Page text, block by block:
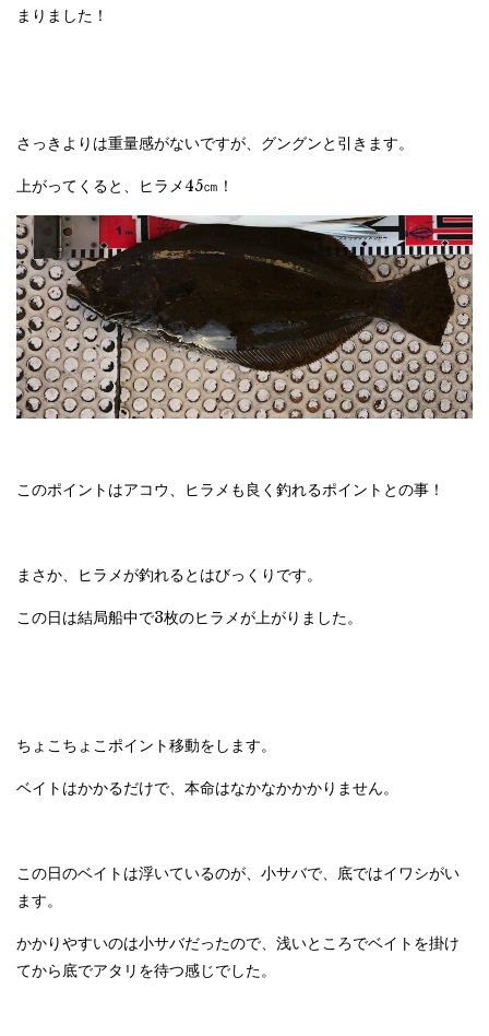
まりました！
さっきよりは重量感がないですが、グングンと引きます。
上がってくると、ヒラメ45㎝！
このポイントはアコウ、ヒラメも良く釣れるポイントとの事！
まさか、ヒラメが釣れるとはびっくりです。
この日は結局船中で3枚のヒラメが上がりました。
ちょこちょこポイント移動をします。
ベイトはかかるだけで、本命はなかなかかかりません。
この日のベイトは浮いているのが、小サバで、底ではイワシがい
ます。
かかりやすいのは小サバだったので、浅いところでベイトを掛け
てから底でアタリを待つ感じでした。